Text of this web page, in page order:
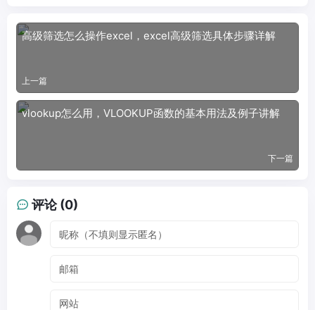
高级筛选怎么操作excel，excel高级筛选具体步骤详解
上一篇
vlookup怎么用，VLOOKUP函数的基本用法及例子讲解
下一篇
评论 (0)